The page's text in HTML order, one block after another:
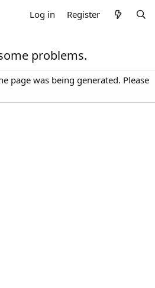
Log in Register
problems.
page was being generated. Please